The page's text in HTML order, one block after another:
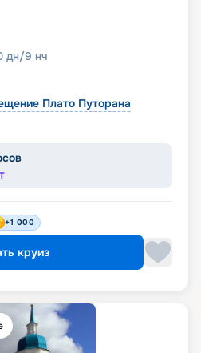
дн/9 нч
Плато Путорана
+1 000
круиз